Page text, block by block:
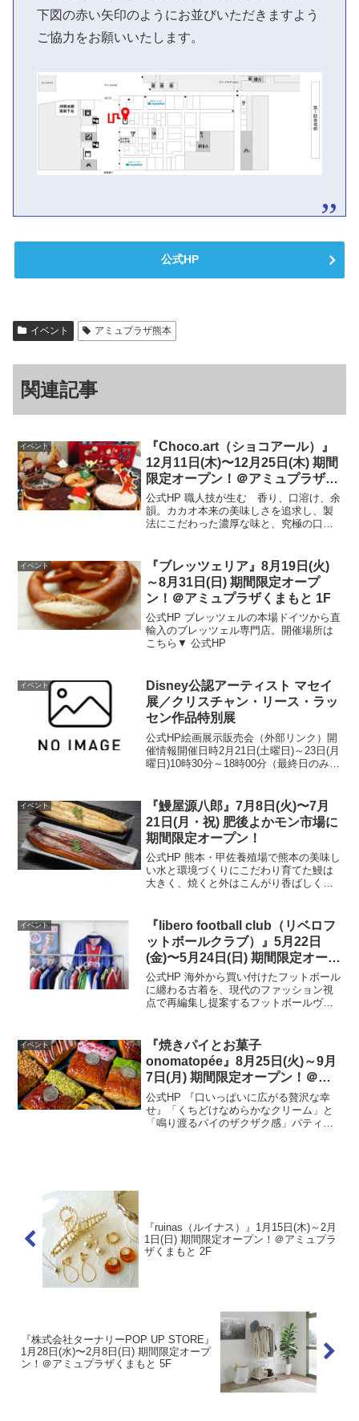
下図の赤い矢印のようにお並びいただきますよう
ご協力をお願いいたします。
公式HP
イベント アミュプラザ熊本
関連記事
イベント
『Choco.art（ショコアール）』
12月11日(木)〜12月25日(木) 期間
限定オープン！＠アミュプラザく
まもと 1F
公式HP 職人技が生む 香り、口溶け、余
韻。カカオ本来の美味しさを追求し、製
法にこだわった濃厚な味と、究極の口溶
熱が見事形になった贅沢な生ショコラタ
ルトをぜひお召し上が...
イベント
『ブレッツェリア』8月19日(火)
～8月31日(日) 期間限定オープ
ン！＠アミュプラザくまもと 1F
公式HP ブレッツェルの本場ドイツから直
輸入のブレッツェル専門店。開催場所は
こちら▼ 公式HP
イベント
Disney公認アーティスト マセイ
展／クリスチャン・リース・ラッ
セン作品特別展
公式HP絵画展示販売会（外部リンク）開
催情報開催日時2月21日(土曜日)～23日(月
曜日)10時30分～18時00分（最終日のみ
(株) Tel：03-5783-7...
イベント
『鰻屋源八郎』7月8日(火)〜7月
21日(月・祝) 肥後よかモン市場に
期間限定オープン！
公式HP 熊本・甲佐養殖場で熊本の美味し
い水と環境づくりにこだわり育てた鰻は
大きく、焼くと外はこんがり香ばしく、
いたします。今年の土用の丑の日は「鰻
屋源八郎」で決まり！...
イベント
『libero football club（リベロフ
ットボールクラブ）』5月22日
(金)〜5月24日(日) 期間限定オープ
ン！＠アミュプラザくまもと 3F
公式HP 海外から買い付けたフットボール
に纏わる古着を、現代のファッション視
点で再編集し提案するフットボールヴィ
イベント
『焼きパイとお菓子
onomatopée』8月25日(火)～9月
7日(月) 期間限定オープン！＠ア
ミュプラザくまもと 2F
公式HP 『口いっぱいに広がる贅沢な幸
せ』「くちどけなめらかなクリーム」と
「鳴り渡るパイのザクザク感」パティシ
『ruinas（ルイナス）』1月15日(木)～2月
1日(日) 期間限定オープン！＠アミュプラ
ザくまもと 2F
『株式会社ターナリーPOP UP STORE』
1月28日(水)〜2月8日(日) 期間限定オープ
ン！＠アミュプラザくまもと 5F